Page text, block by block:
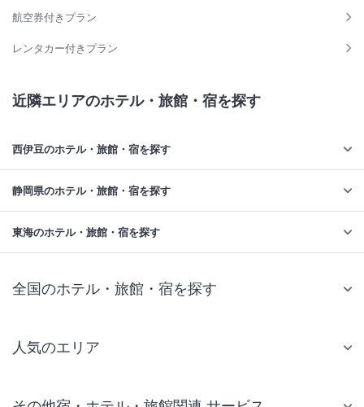
航空券付きプラン
レンタカー付きプラン
近隣エリアのホテル・旅館・宿を探す
西伊豆のホテル・旅館・宿を探す
静岡県のホテル・旅館・宿を探す
東海のホテル・旅館・宿を探す
全国のホテル・旅館・宿を探す
人気のエリア